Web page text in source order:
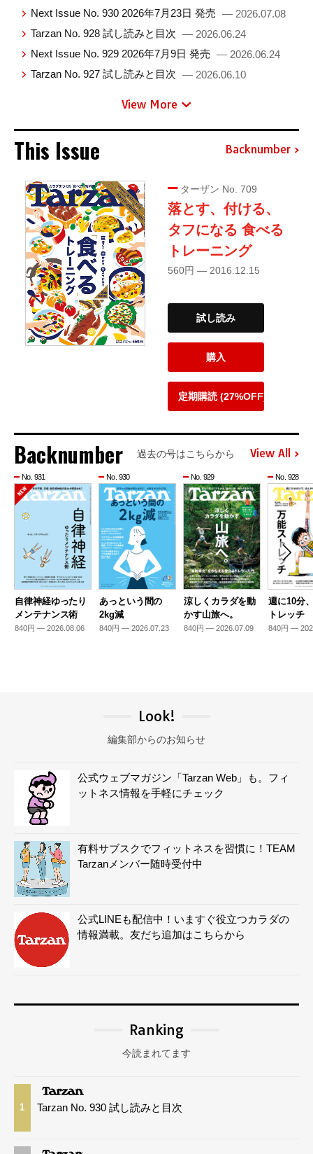
Next Issue No. 930 2026年7月23日 発売 — 2026.07.08
Tarzan No. 928 試し読みと目次 — 2026.06.24
Next Issue No. 929 2026年7月9日 発売 — 2026.06.24
Tarzan No. 927 試し読みと目次 — 2026.06.10
View More
This Issue Backnumber
ターザン No. 709
落とす、付ける、
タフになる 食べる
トレーニング
560円 — 2016.12.15
試し読み
購入
定期購読 (27%OFF)
Backnumber 過去の号はこちらから View All
No. 931
自律神経ゆったり
メンテナンス術
840円 — 2026.08.06
No. 930
あっという間の
2kg減
840円 — 2026.07.23
No. 929
涼しくカラダを動
かす山旅へ。
840円 — 2026.07.09
No. 928
週に10分
トレッチ
840円 —
Look!
編集部からのお知らせ
公式ウェブマガジン「Tarzan Web」も。フィ
ットネス情報を手軽にチェック
有料サブスクでフィットネスを習慣に！TEAM
Tarzanメンバー随時受付中
公式LINEも配信中！いますぐ役立つカラダの
情報満載。友だち追加はこちらから
Ranking
今読まれてます
1 Tarzan No. 930 試し読みと目次